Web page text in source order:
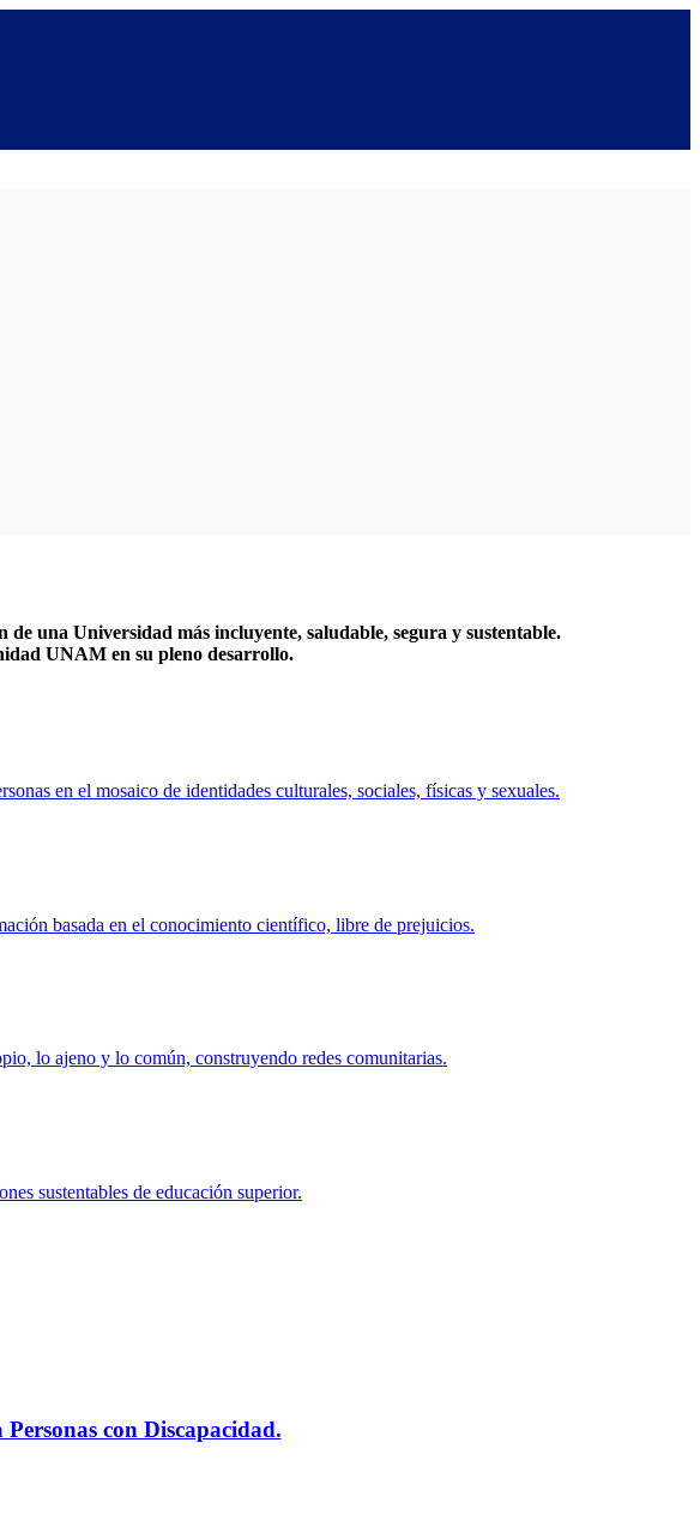
una Universidad más incluyente, saludable, segura y sustentable.
UNAM en su pleno desarrollo.
en el mosaico de identidades culturales, sociales, físicas y sexuales.
basada en el conocimiento científico, libre de prejuicios.
lo ajeno y lo común, construyendo redes comunitarias.
sustentables de educación superior.
con Discapacidad.